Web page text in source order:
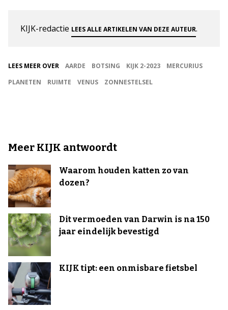
KIJK-redactie LEES ALLE ARTIKELEN VAN DEZE AUTEUR.
LEES MEER OVER AARDE BOTSING KIJK 2-2023
MERCURIUS
PLANETEN
RUIMTE VENUS ZONNESTELSEL
Meer KIJK antwoordt
Waarom houden katten zo van
dozen?
Dit vermoeden van Darwin is na 150
jaar eindelijk bevestigd
KIJK tipt: een onmisbare fietsbel